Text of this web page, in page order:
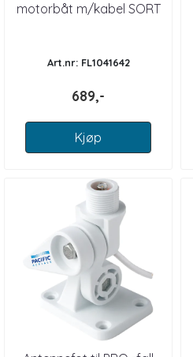
motorbåt m/kabel SORT
Art.nr: FL1041642
689,-
Kjøp